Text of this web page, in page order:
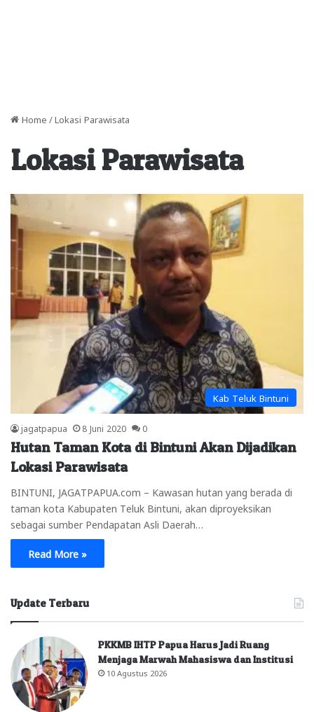
Home / Lokasi Parawisata
Lokasi Parawisata
Kab Teluk Bintuni
jagatpapua 8 Juni 2020 0
Hutan Taman Kota di Bintuni Akan Dijadikan
Lokasi Parawisata
BINTUNI, JAGATPAPUA.com – Kawasan hutan yang berada di
taman kota Kabupaten Teluk Bintuni, akan diproyeksikan
sebagai sumber Pendapatan Asli Daerah…
Read More »
Update Terbaru
PKKMB IHTP Papua Harus Jadi Ruang
Menjaga Marwah Mahasiswa dan Institusi
10 Agustus 2026